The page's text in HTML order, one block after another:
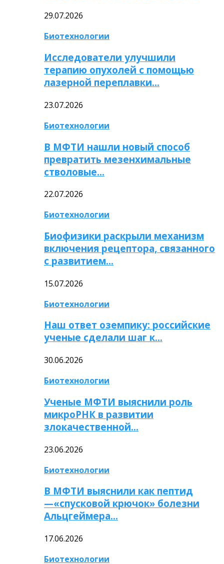
29.07.2026
Биотехнологии
Исследователи улучшили
терапию опухолей с помощью
лазерной переплавки…
23.07.2026
Биотехнологии
В МФТИ нашли новый способ
превратить мезенхимальные
стволовые…
22.07.2026
Биотехнологии
Биофизики раскрыли механизм
включения рецептора, связанного
с развитием…
15.07.2026
Биотехнологии
Наш ответ оземпику: российские
ученые сделали шаг к…
30.06.2026
Биотехнологии
Ученые МФТИ выяснили роль
микроРНК в развитии
злокачественной…
23.06.2026
Биотехнологии
В МФТИ выяснили как пептид
—«спусковой крючок» болезни
Альцгеймера…
17.06.2026
Биотехнологии